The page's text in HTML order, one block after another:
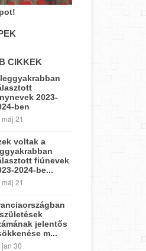
CIKKEK
2023-
ben
máj 21
voltak a
fiúnevek
2024-be...
máj 21
jelentős
m...
jan 30